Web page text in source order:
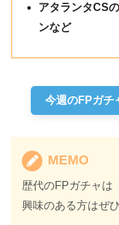
アタランタCS
ンなど
今週のFPガチ
MEMO
歴代のFPガチャは
興味のある方はぜひ